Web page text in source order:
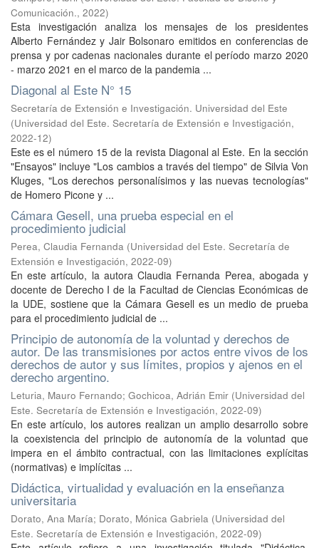
Comunicación., 2022)
Esta investigación analiza los mensajes de los presidentes
Alberto Fernández y Jair Bolsonaro emitidos en conferencias de
prensa y por cadenas nacionales durante el período marzo 2020
- marzo 2021 en el marco de la pandemia ...
Diagonal al Este N° 15
Secretaría de Extensión e Investigación. Universidad del Este
(Universidad del Este. Secretaría de Extensión e Investigación,
2022-12)
Este es el número 15 de la revista Diagonal al Este. En la sección
"Ensayos" incluye "Los cambios a través del tiempo" de Silvia Von
Kluges, "Los derechos personalísimos y las nuevas tecnologías"
de Homero Picone y ...
Cámara Gesell, una prueba especial en el
procedimiento judicial
Perea, Claudia Fernanda (Universidad del Este. Secretaría de
Extensión e Investigación, 2022-09)
En este artículo, la autora Claudia Fernanda Perea, abogada y
docente de Derecho I de la Facultad de Ciencias Económicas de
la UDE, sostiene que la Cámara Gesell es un medio de prueba
para el procedimiento judicial de ...
Principio de autonomía de la voluntad y derechos de
autor. De las transmisiones por actos entre vivos de los
derechos de autor y sus límites, propios y ajenos en el
derecho argentino.
Leturia, Mauro Fernando; Gochicoa, Adrián Emir (Universidad del
Este. Secretaría de Extensión e Investigación, 2022-09)
En este artículo, los autores realizan un amplio desarrollo sobre
la coexistencia del principio de autonomía de la voluntad que
impera en el ámbito contractual, con las limitaciones explícitas
(normativas) e implícitas ...
Didáctica, virtualidad y evaluación en la enseñanza
universitaria
Dorato, Ana María; Dorato, Mónica Gabriela (Universidad del
Este. Secretaría de Extensión e Investigación, 2022-09)